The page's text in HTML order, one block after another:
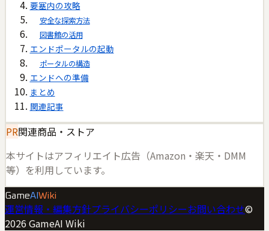
要塞内の攻略
安全な探索方法
図書館の活用
エンドポータルの起動
ポータルの構造
エンドへの準備
まとめ
関連記事
PR関連商品・ストア
本サイトはアフィリエイト広告（Amazon・楽天・DMM
等）を利用しています。
GameAI Wiki
運営情報・編集方針プライバシーポリシーお問い合わせ©
2026 GameAI Wiki